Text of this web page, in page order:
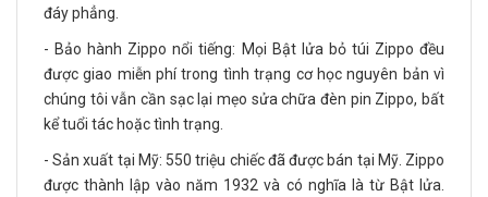
đáy phẳng.
- Bảo hành Zippo nổi tiếng: Mọi Bật lửa bỏ túi Zippo đều
được giao miễn phí trong tình trạng cơ học nguyên bản vì
chúng tôi vẫn cần sạc lại mẹo sửa chữa đèn pin Zippo, bất
kể tuổi tác hoặc tình trạng.
- Sản xuất tại Mỹ: 550 triệu chiếc đã được bán tại Mỹ. Zippo
được thành lập vào năm 1932 và có nghĩa là từ Bật lửa.